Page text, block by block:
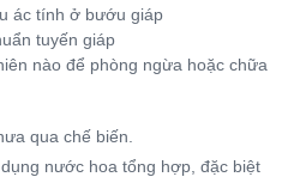
ác tính ở bướu giáp
tuyến giáp
nào để phòng ngừa hoặc chữa
qua chế biến.
nước hoa tổng hợp, đặc biệt